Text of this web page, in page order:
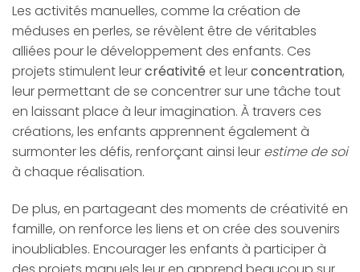
Les activités manuelles, comme la création de
méduses en perles, se révèlent être de véritables
alliées pour le développement des enfants. Ces
projets stimulent leurcréativité et leurconcentration,
leur permettant de se concentrer sur une tâche tout
en laissant place à leur imagination. À travers ces
créations, les enfants apprennent également à
surmonter les défis, renforçant ainsi leur estime de soi
à chaque réalisation.
De plus, en partageant des moments de créativité en
famille, on renforce les liens et on crée des souvenirs
inoubliables. Encourager les enfants à participer à